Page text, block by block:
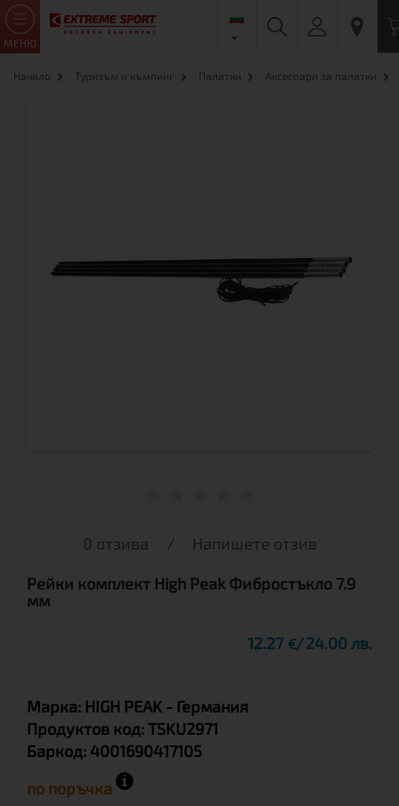
МЕНЮ
Начало Туризъм и къмпинг Палатки Аксесоари за палатки
0 отзива / Напишете отзив
Рейки комплект High Peak Фибростъкло 7.9
мм
12.27 € 24.00 лв.
Марка: HIGH PEAK - Германия
Продуктов код:TSKU2971
Баркод: 4001690417105
по поръчка